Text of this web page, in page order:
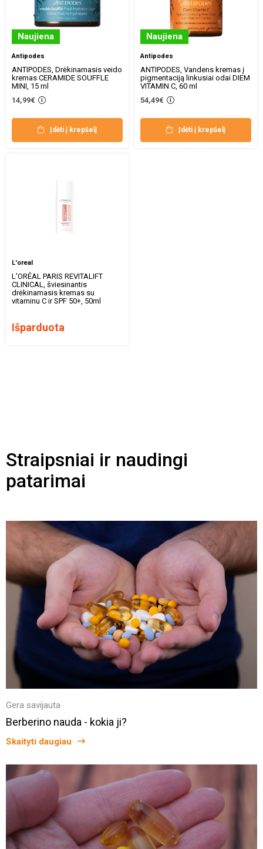
Naujiena
Antipodes
ANTIPODES, Drėkinamasis veido
kremas CERAMIDE SOUFFLE
MINI, 15 ml
14,99€
Įdėti į krepšelį
Naujiena
Antipodes
ANTIPODES, Vandens kremas į
pigmentaciją linkusiai odai DIEM
VITAMIN C, 60 ml
54,49€
Įdėti į krepšelį
L'oreal
L′ORÉAL PARIS REVITALIFT
CLINICAL, šviesinantis
drėkinamasis kremas su
vitaminu C ir SPF 50+, 50ml
Išparduota
Straipsniai ir naudingi
patarimai
Gera savijauta
Berberino nauda - kokia ji?
Skaityti daugiau